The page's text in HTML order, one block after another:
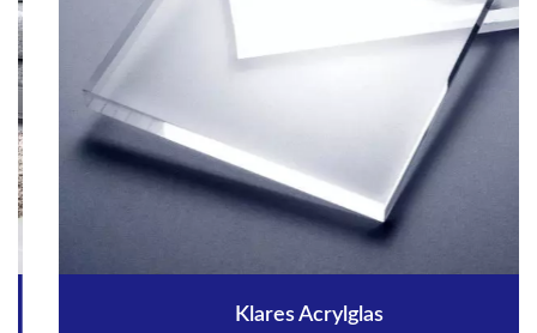
Klares Acrylglas